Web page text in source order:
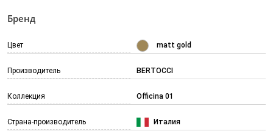
Бренд
Цвет matt gold
Производитель BERTOCCI
Коллекция Officina 01
Страна-производитель Италия